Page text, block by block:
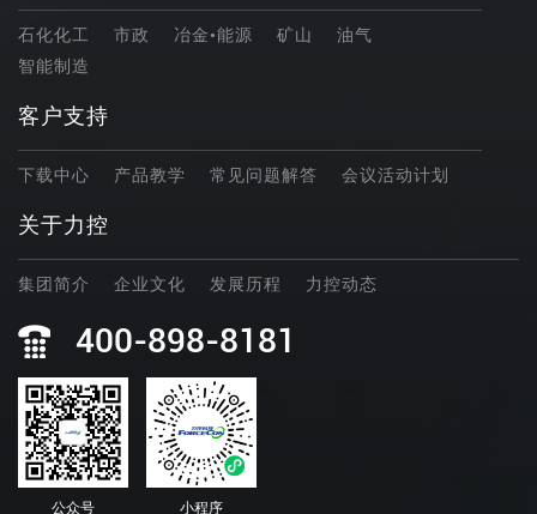
石化化工 市政 冶金•能源 矿山
油气
智能制造
客户支持
下载中心 产品教学 常见问题解答 会议活动计划
关于力控
集团简介 企业文化 发展历程 力控动态
400-898-8181
公众号 小程序